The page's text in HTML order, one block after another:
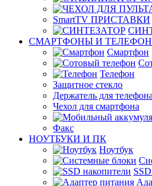
SmartTV ПРИСТАВКИ
СМАРТФОНЫ И
Смартфон
Телефон
Защитное стекло
Держатель для телефона
Чехол для смартфона
Факс
НОУТБУКИ И ПК
Ноутбук